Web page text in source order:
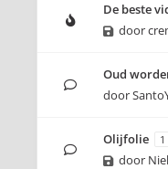
De beste
door
Oud
door
Olijfolie 1
door